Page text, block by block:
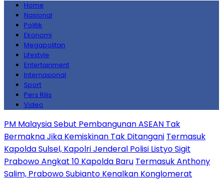
Home
Nasional
Politik
Ekonomi
Megapolitan
Lifestyle
Entertainment
Internasional
Sport
Pers Rilis
Video
PM Malaysia Sebut Pembangunan ASEAN Tak
Bermakna Jika Kemiskinan Tak Ditangani Termasuk
Kapolda Sulsel, Kapolri Jenderal Polisi Listyo Sigit
Prabowo Angkat 10 Kapolda Baru Termasuk Anthony
Salim, Prabowo Subianto Kenalkan Konglomerat